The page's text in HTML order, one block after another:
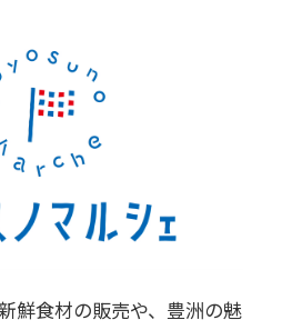
鮮食材の販売や、豊洲の魅